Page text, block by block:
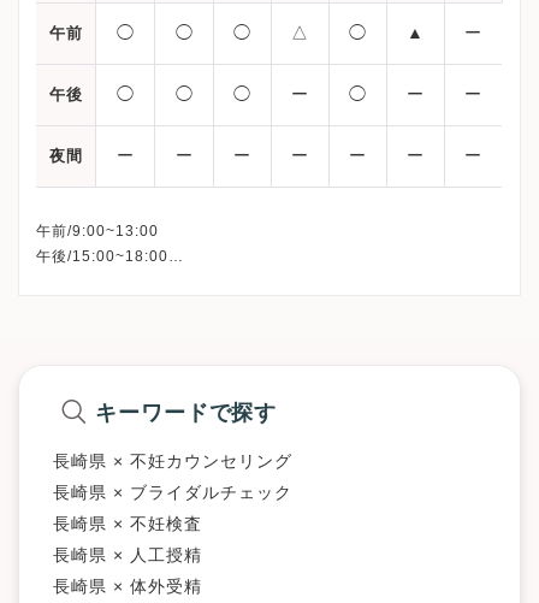
午前 ◯ ◯ ◯ △ ◯ ▲ ー
午後 ◯ ◯ ◯ ー ◯ ー ー
夜間 ー ー ー ー ー ー ー
午前/9:00~13:00
午後/15:00~18:00
キーワードで探す
長崎県 × 不妊カウンセリング
長崎県 × ブライダルチェック
長崎県 × 不妊検査
長崎県 × 人工授精
長崎県 × 体外受精